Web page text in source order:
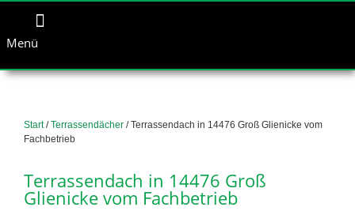
Menü
Start/Terrassendächer / Terrassendach in 14476 Groß Glienicke vom
Fachbetrieb
Terrassendach in 14476 Groß
Glienicke vom Fachbetrieb